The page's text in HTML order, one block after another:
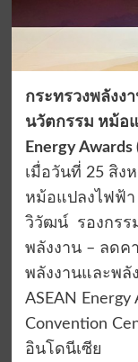
กระทรวงพลังง
นวัตกรรม หม้อ
Energy
เมื่อวันที่ 25 สิง
หม้อแปลงไฟฟ้
วิวัฒน์ รองกรร
พลังงาน – ลดค
พลังงานและพลั
ASEAN
Convention
อินโดนีเซีย